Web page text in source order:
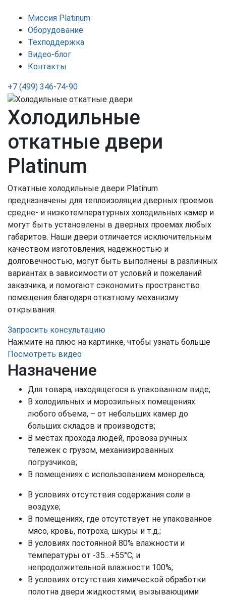
Миссия Platinum
Оборудование
Техподдержка
Видео-блог
Контакты
+7 (499) 346-74-90
Холодильные
откатные двери
Platinum
Откатные холодильные двери Platinum
предназначены для теплоизоляции дверных проемов
средне- и низкотемпературных холодильных камер и
могут быть установлены в дверных проемах любых
габаритов. Наши двери отличается исключительным
качеством изготовления, надежностью и
долговечностью, могут быть выполнены в различных
вариантах в зависимости от условий и пожеланий
заказчика, и помогают сэкономить пространство
помещения благодаря откатному механизму
открывания.
Запросить консультацию
Нажмите на плюс на картинке, чтобы узнать больше
Посмотреть видео
Назначение
Для товара, находящегося в упакованном виде;
В холодильных и морозильных помещениях
любого объема, – от небольших камер до
больших складов и производств;
В местах прохода людей, провоза ручных
тележек с грузом, механизированных
погрузчиков;
В помещениях с использованием монорельса;
В условиях отсутствия содержания соли в
воздухе;
В помещениях, где отсутствует не упакованное
мясо, кровь, потроха, шкуры и т.д.;
В условиях постоянной 80% влажности и
температуры от -35…+55°С, и
непродолжительной влажности 100%;
В условиях отсутствия химической обработки
полотна двери жидкостями, вызывающими